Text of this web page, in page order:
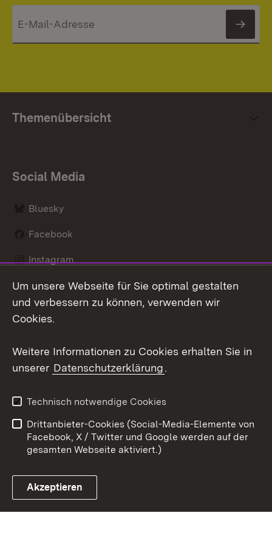
Themenübersicht
Social Media
Bluesky
Facebook
Instagram
LinkedIn
Link zum Landesportal
Datenschutz
Barrierefreiheit
Impressum
Cookies
Um unsere Webseite für Sie optimal gestalten
und verbessern zu können, verwenden wir
Cookies.
Weitere Informationen zu Cookies erhalten Sie in
unserer Datenschutzerklärung.
Technisch notwendige Cookies
Drittanbieter-Cookies (Social-Media-Elemente von
Facebook, X / Twitter und Google werden auf der
gesamten Webseite aktiviert.)
Akzeptieren